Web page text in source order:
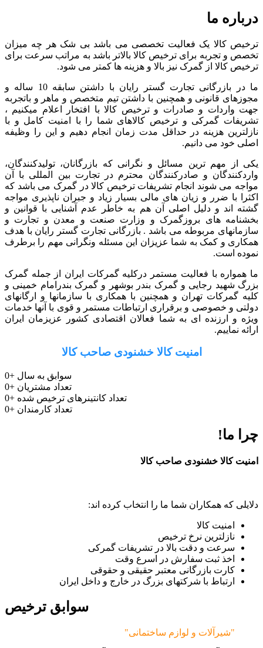
درباره ما
ترخیص کالا یک فعالیت تخصصی می باشد بی شک هر چه میزان
تخصص و تجربه برای ترخیص کالا بالاتر باشد به مراتب سرعت برای
ترخیص کالا از گمرک نیز بالا و هزینه ها کمتر می شود.
ما در بازرگانی تجارت گستر رایان با داشتن سابقه 10 ساله و
مجوزهای قانونی و همچنین با داشتن تیم متخصص و ماهر و باتجربه
جهت واردات و صادرات و ترخیص کالا با افتخار اعلام میکنیم ،
تشریفات گمرکی و ترخیص کالاهای شما را با امنیت کامل و با
نازلترین هزینه در حداقل مدت زمان انجام دهیم و این را وظیفه
اصلی خود می دانیم.
یکی از مهم ترین مسائل و نگرانی که بازرگانان، تولیدکنندگان،
واردکنندگان و صادرکنندگان محترم در تجارت بین المللی با آن
مواجه می شوند انجام تشریفات ترخیص کالا در گمرک می باشد که
اکثرا با ضرر و زیان های مالی بسیار زیاد و جبران ناپذیری مواجه
گشته اند و دلیل اصلی آن هم به خاطر عدم آشنایی با قوانین و
بخشنامه های بروزگمرک و وزارت صنعت و معدن و تجارت و
سازمانهای مربوطه می باشد . بازرگانی تجارت گستر رایان با هدف
همکاری و کمک به شما عزیزان این مسئله ونگرانی مهم را برطرف
نموده است.
ما همواره با فعالیت مستمر درکلیه گمرکات ایران از جمله گمرک
بزرگ شهید رجایی و گمرک بندر بوشهر و گمرک بندرامام خمینی و
کلیه گمرکات تهران و همچنین با همکاری با سازمانها و ارگانهای
دولتی و خصوصی و برقراری ارتباطات مستمر و قوی با آنها خدمات
ویژه و ارزنده ای به شما فعالان اقتصادی کشور عزیزمان ایران
ارائه نماییم.
امنیت کالا خشنودی صاحب کالا
0+ سوابق به سال
0+ تعداد مشتریان
0+ تعداد کانتینرهای ترخیص شده
0+ تعداد کارمندان
چرا ما!
امنیت کالا خشنودی صاحب کالا
دلایلی که همکاران شما ما را انتخاب کرده اند:
امنیت کالا
نازلترین نرخ ترخیص
سرعت و دقت بالا در تشریفات گمرکی
اخذ ثبت سفارش در اسرع وقت
کارت بازرگانی معتبر حقیقی و حقوقی
ارتباط با شرکتهای بزرگ در خارج و داخل ایران
سوابق ترخیص
"شیرآلات و لوازم ساختمانی"